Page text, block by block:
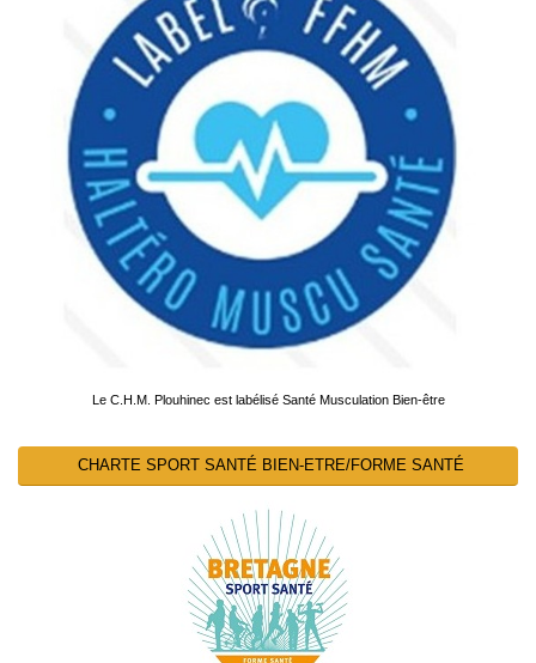
Le C.H.M. Plouhinec est labélisé Santé Musculation Bien-être
CHARTE SPORT SANTÉ BIEN-ETRE/FORME SANTÉ